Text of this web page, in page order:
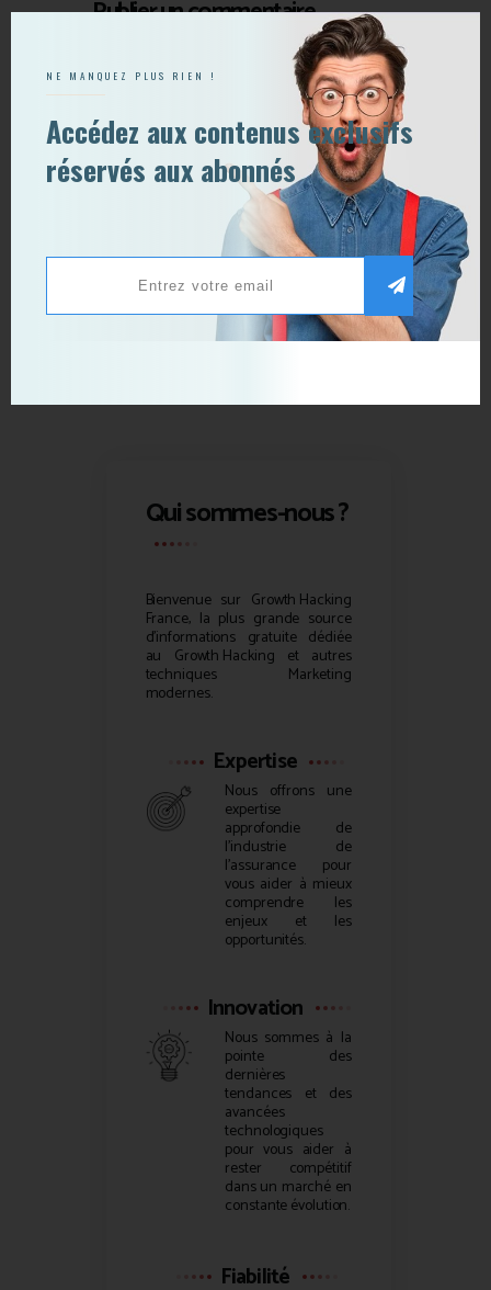
Publier un commentaire
Qui sommes-nous ?
Bienvenue sur Growth Hacking
France, la plus grande source
d’informations gratuite dédiée
au Growth Hacking et autres
techniques Marketing
modernes.
Expertise
Nous offrons une
expertise
approfondie de
l’industrie de
l’assurance pour
vous aider à mieux
comprendre les
enjeux et les
opportunités.
Innovation
Nous sommes à la
pointe des
dernières
tendances et des
avancées
technologiques
pour vous aider à
rester compétitif
dans un marché en
constante évolution.
Fiabilité
NE MANQUEZ PLUS RIEN !
Accédez aux contenus exclusifs
réservés aux abonnés